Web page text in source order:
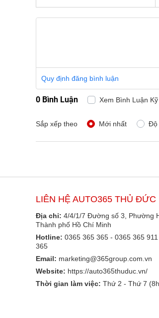
Quy định đăng bình luận
0 Bình Luận Xem Bình Luận
Sắp xếp theo Mới nhất Độ
LIÊN HỆ AUTO365 THỦ ĐỨC
Địa chỉ: 4/4/1/7 Đường số 3, Phường
Thành phố Hồ Chí Minh
Hotline: 0365 365 365 - 0365 365
365
Email: marketing@365group.com.vn
Website: https://auto365thuduc.vn/
Thời gian làm việc: Thứ 2 - Thứ 7